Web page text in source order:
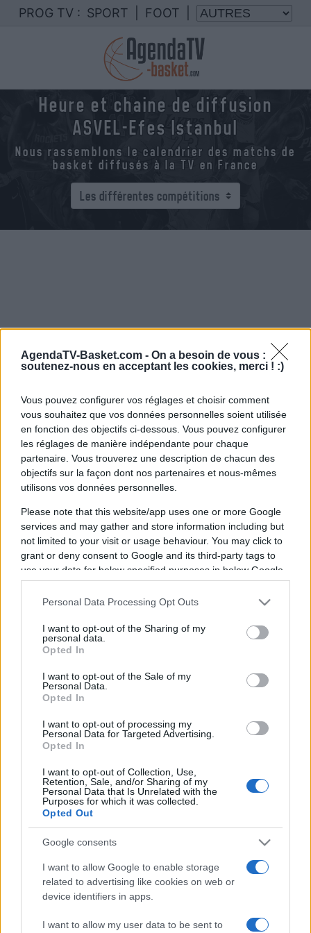
AgendaTV-Basket.com - On a besoin de vous :
soutenez-nous en acceptant les cookies, merci ! :)
Vous pouvez configurer vos réglages et choisir comment
vous souhaitez que vos données personnelles soient utilisée
en fonction des objectifs ci-dessous. Vous pouvez configurer
les réglages de manière indépendante pour chaque
partenaire. Vous trouverez une description de chacun des
objectifs sur la façon dont nos partenaires et nous-mêmes
utilisons vos données personnelles.
Please note that this website/app uses one or more Google
services and may gather and store information including but
not limited to your visit or usage behaviour. You may click to
grant or deny consent to Google and its third-party tags to
use your data for below specified purposes in below Google
consent section.
Personal Data Processing Opt Outs
I want to opt-out of the Sharing of my
personal data.
Opted In
I want to opt-out of the Sale of my
Personal Data.
Opted In
I want to opt-out of processing my
Personal Data for Targeted Advertising.
Opted In
I want to opt-out of Collection, Use,
Retention, Sale, and/or Sharing of my
Personal Data that Is Unrelated with the
Purposes for which it was collected.
Opted Out
Google consents
I want to allow Google to enable storage
related to advertising like cookies on web or
device identifiers in apps.
I want to allow my user data to be sent to
PROG TV : SPORT FOOT
Heure et chaine de diffusion
ASVEL-Efes Istanbul
Nous rassemblons le calendrier des matchs de
basket diffusés à la TV en France
Mardi 23 décembre 2025
20h45
ASVEL
La diffusion du match de basket entre les
équipesASVEL(équipe fondée en 1948) etEfes
Istanbul(équipe fondée en 1976) aura lieumardi
23 décembre 2025 à 20h45. Cette rencontre
Euroleaguesera diffusée à la télévision en